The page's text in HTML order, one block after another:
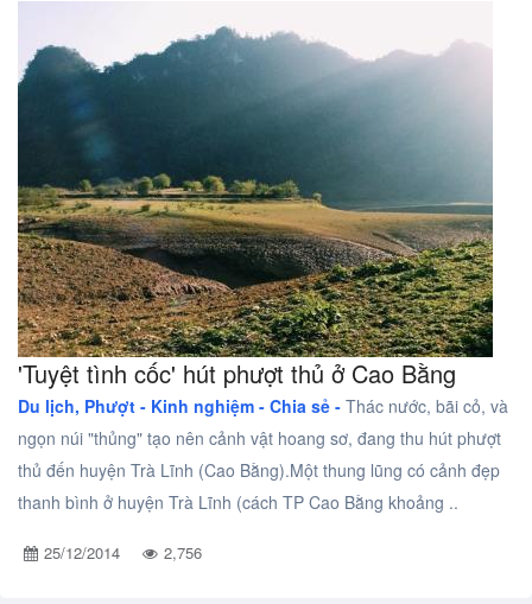
'Tuyệt tình cốc' hút phượt thủ ở Cao Bằng
Du lịch, Phượt - Kinh nghiệm - Chia sẻ - Thác nước, bãi cỏ, và
ngọn núi "thủng" tạo nên cảnh vật hoang sơ, đang thu hút phượt
thủ đến huyện Trà Lĩnh (Cao Bằng).Một thung lũng có cảnh đẹp
thanh bình ở huyện Trà Lĩnh (cách TP Cao Bằng khoảng ..
25/12/2014 2,756